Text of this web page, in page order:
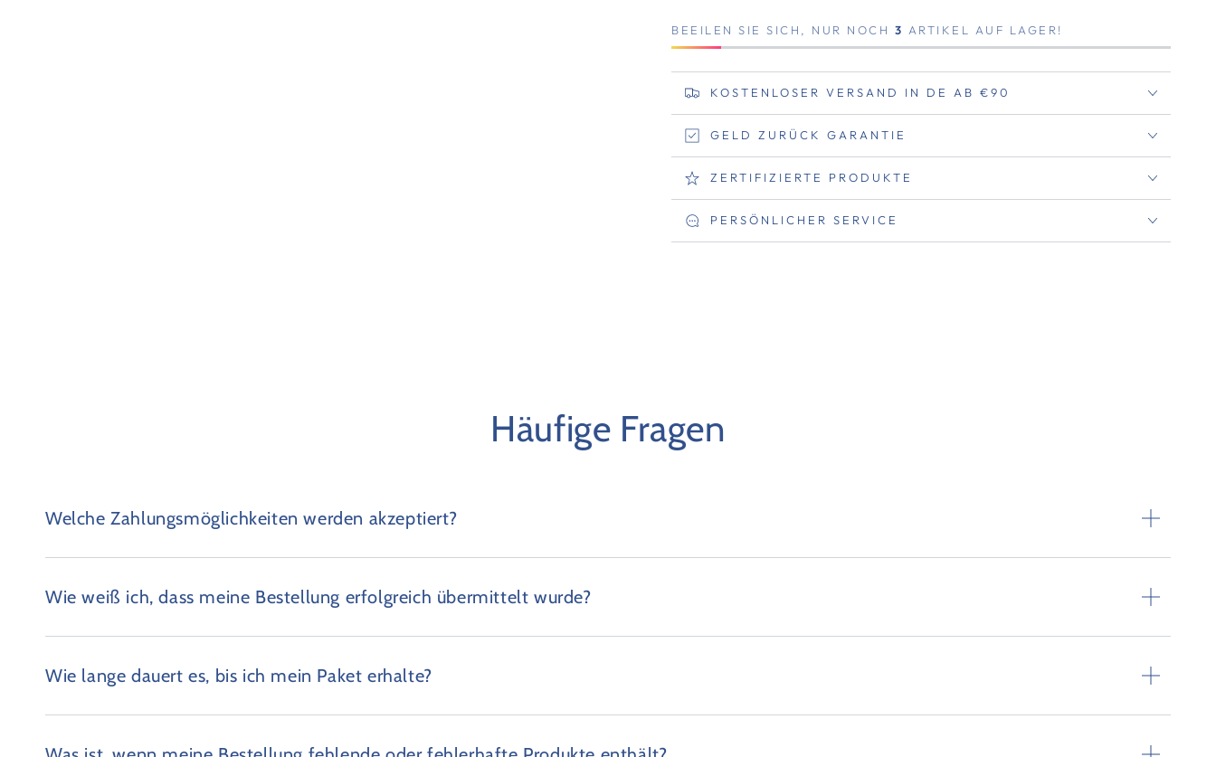
BEEILEN SIE SICH, NUR NOCH 3 ARTIKEL AUF LAGER!
KOSTENLOSER VERSAND IN DE AB €90
GELD ZURÜCK GARANTIE
ZERTIFIZIERTE PRODUKTE
PERSÖNLICHER SERVICE
Häufige Fragen
Welche Zahlungsmöglichkeiten werden akzeptiert?
Wie weiß ich, dass meine Bestellung erfolgreich übermittelt wurde?
Wie lange dauert es, bis ich mein Paket erhalte?